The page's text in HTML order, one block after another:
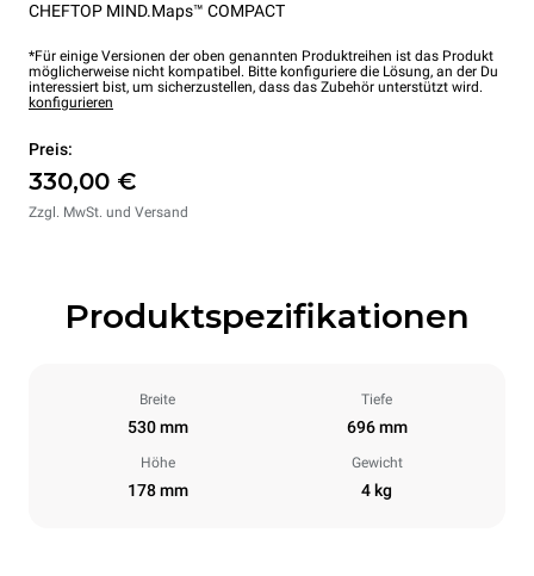
CHEFTOP MIND.Maps™ COMPACT
*Für einige Versionen der oben genannten Produktreihen ist das Produkt
möglicherweise nicht kompatibel. Bitte konfiguriere die Lösung, an der Du
interessiert bist, um sicherzustellen, dass das Zubehör unterstützt wird.
konfigurieren
Preis:
330,00 €
Zzgl. MwSt. und Versand
Produktspezifikationen
Breite
530 mm
Tiefe
696 mm
Höhe
178 mm
Gewicht
4 kg